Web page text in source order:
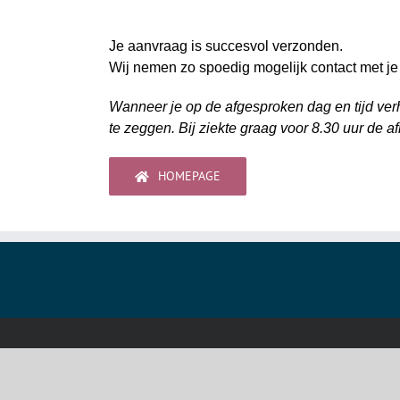
Je aanvraag is succesvol verzonden.
Wij nemen zo spoedig mogelijk contact met je
Wanneer je op de afgesproken dag en tijd
te zeggen. Bij ziekte graag voor 8.30 uur de
HOMEPAGE